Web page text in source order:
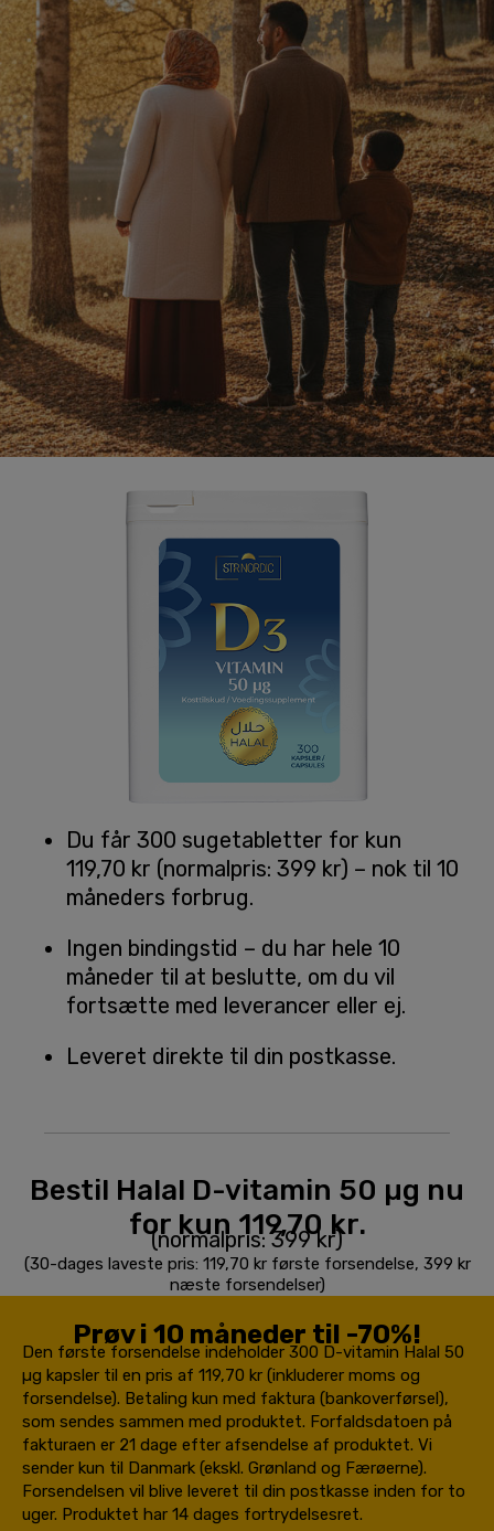
Du får 300 sugetabletter for kun
119,70 kr (normalpris: 399 kr) – nok til 10
måneders forbrug.
Ingen bindingstid – du har hele 10
måneder til at beslutte, om du vil
fortsætte med leverancer eller ej.
Leveret direkte til din postkasse.
Bestil Halal D-vitamin 50 µg nu
for kun 119,70 kr.
(normalpris: 399 kr)
(30-dages laveste pris: 119,70 kr første forsendelse, 399 kr
næste forsendelser)
Prøv i 10 måneder til -70%!
Den første forsendelse indeholder 300 D-vitamin Halal 50
µg kapsler til en pris af 119,70 kr (inkluderer moms og
forsendelse). Betaling kun med faktura (bankoverførsel),
som sendes sammen med produktet. Forfaldsdatoen på
fakturaen er 21 dage efter afsendelse af produktet. Vi
sender kun til Danmark (ekskl. Grønland og Færøerne).
Forsendelsen vil blive leveret til din postkasse inden for to
uger. Produktet har 14 dages fortrydelsesret.